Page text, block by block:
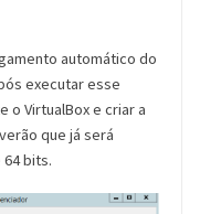
automático do
executar esse
o VirtualBox e criar a
que já será
bits.